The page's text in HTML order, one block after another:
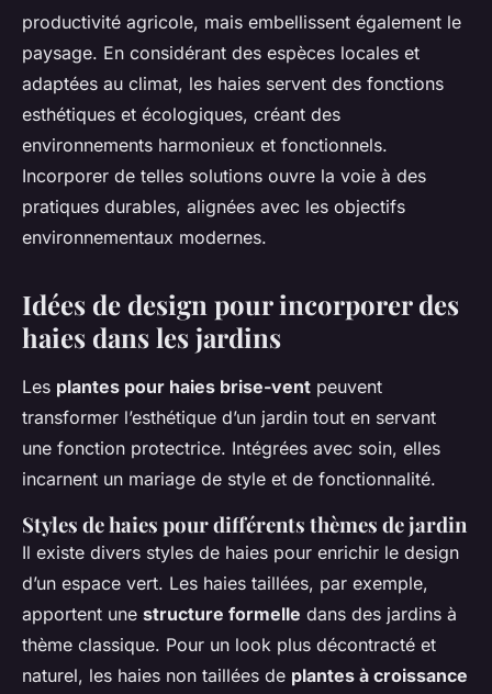
productivité agricole, mais embellissent également le
paysage. En considérant des espèces locales et
adaptées au climat, les haies servent des fonctions
esthétiques et écologiques, créant des
environnements harmonieux et fonctionnels.
Incorporer de telles solutions ouvre la voie à des
pratiques durables, alignées avec les objectifs
environnementaux modernes.
Idées de design pour incorporer des
haies dans les jardins
Les plantes pour haies brise-vent peuvent
transformer l’esthétique d’un jardin tout en servant
une fonction protectrice. Intégrées avec soin, elles
incarnent un mariage de style et de fonctionnalité.
Styles de haies pour différents thèmes de jardin
Il existe divers styles de haies pour enrichir le design
d’un espace vert. Les haies taillées, par exemple,
apportent une structure formelle dans des jardins à
thème classique. Pour un look plus décontracté et
naturel, les haies non taillées de plantes à croissance